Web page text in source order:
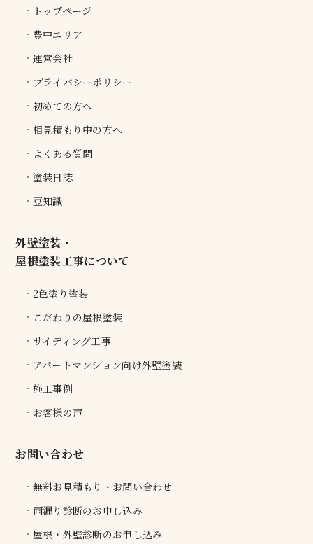
トップページ
豊中エリア
運営会社
プライバシーポリシー
初めての方へ
相見積もり中の方へ
よくある質問
塗装日誌
豆知識
外壁塗装・
屋根塗装工事について
2色塗り塗装
こだわりの屋根塗装
サイディング工事
アパートマンション向け外壁塗装
施工事例
お客様の声
お問い合わせ
無料お見積もり・お問い合わせ
雨漏り診断のお申し込み
屋根・外壁診断のお申し込み